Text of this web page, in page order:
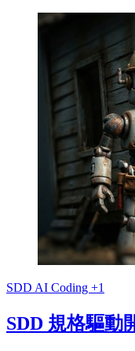
SDD AI Coding +1
SDD 規格驅動